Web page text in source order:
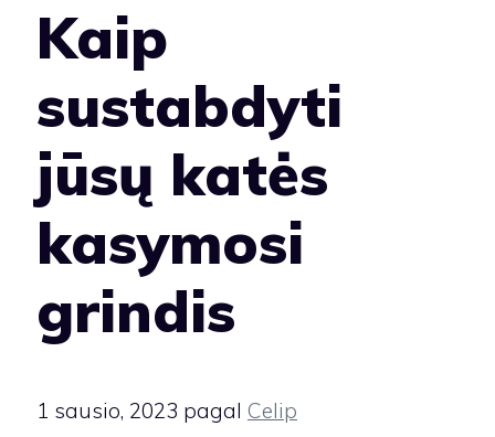
Kaip
sustabdyti
jūsų katės
kasymosi
grindis
1 sausio, 2023 pagal Celip